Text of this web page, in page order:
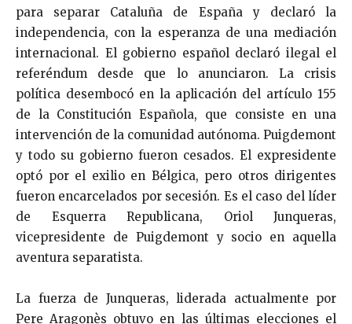
para separar Cataluña de España y declaró la
independencia, con la esperanza de una mediación
internacional. El gobierno español declaró ilegal el
referéndum desde que lo anunciaron. La crisis
política desembocó en la aplicación del artículo 155
de la Constitución Española, que consiste en una
intervención de la comunidad autónoma. Puigdemont
y todo su gobierno fueron cesados. El expresidente
optó por el exilio en Bélgica, pero otros dirigentes
fueron encarcelados por secesión. Es el caso del líder
de Esquerra Republicana, Oriol Junqueras,
vicepresidente de Puigdemont y socio en aquella
aventura separatista.
La fuerza de Junqueras, liderada actualmente por
Pere Aragonès obtuvo en las últimas elecciones el